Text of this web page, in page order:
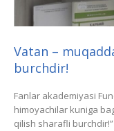
Vatan –
burchdir!
Fanlar akademiyasi
himoyachilar kuniga
qilish sharafli